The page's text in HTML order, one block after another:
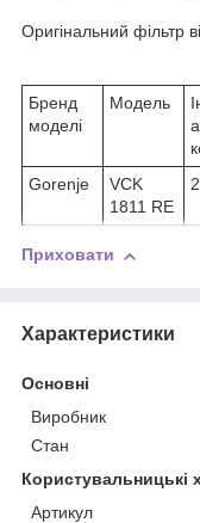
Оригінальний фільтр
Бренд
моделі
Модель
Gorenje
VCK
1811 RE
Приховати
Характеристики
Основні
Виробник
Стан
Користувальницькі
Артикул